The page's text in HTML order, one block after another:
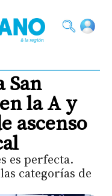
San
la A y
ascenso
es perfecta.
categorías de